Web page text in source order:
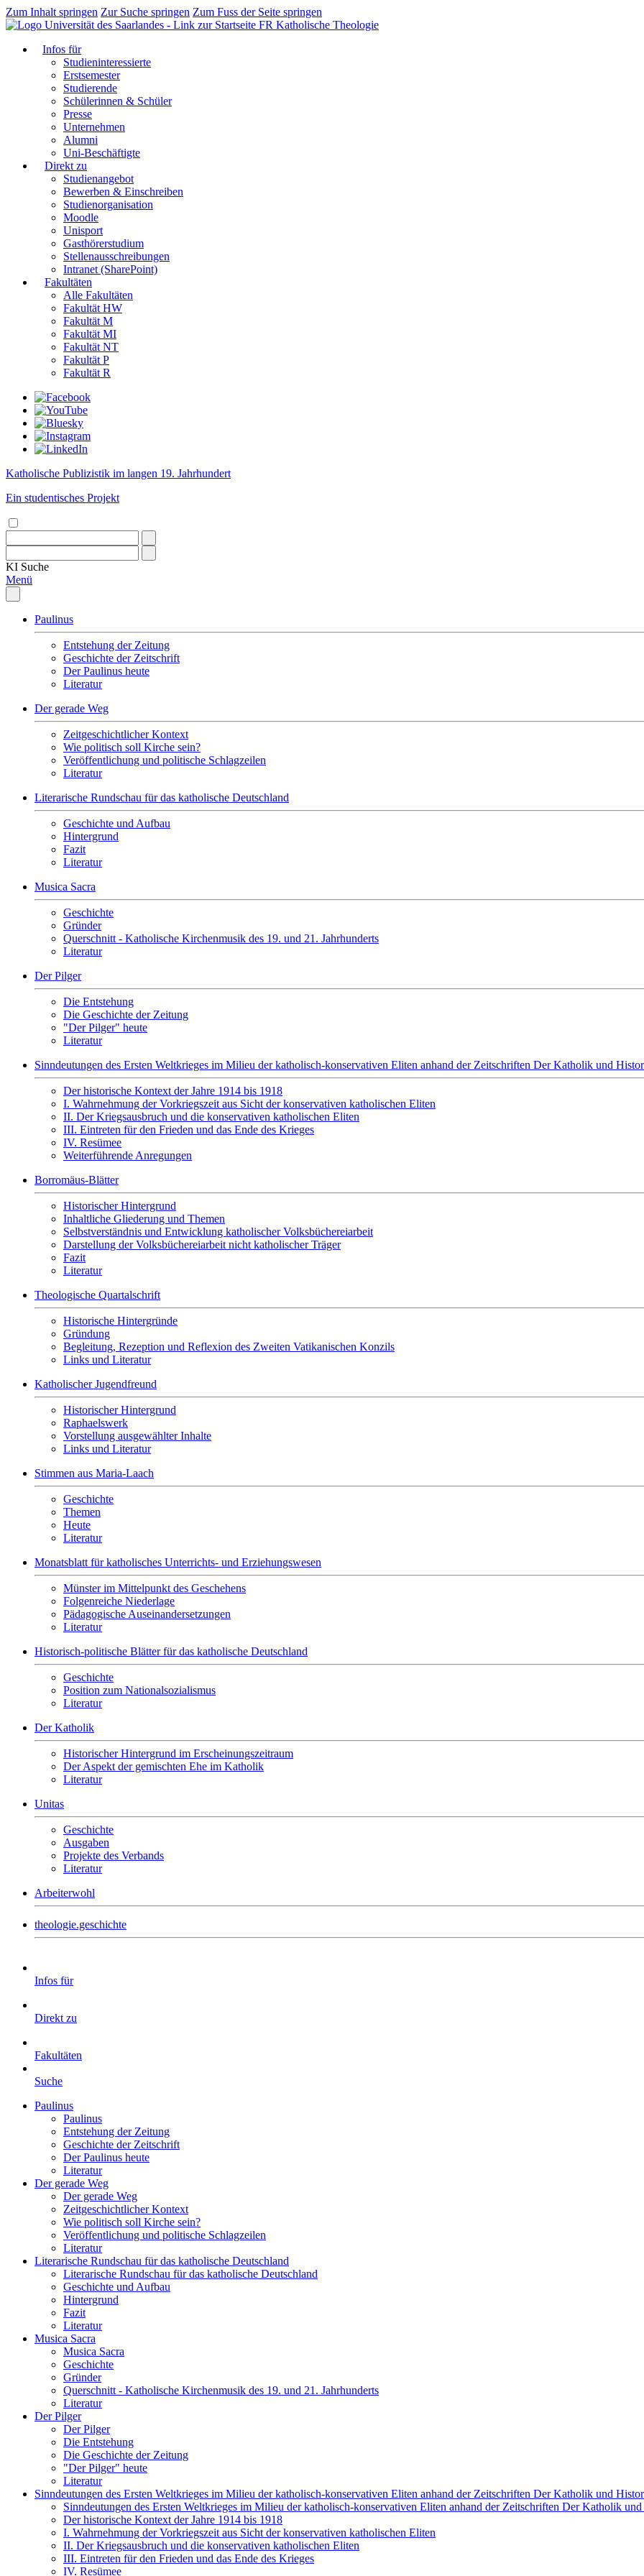
Zum Inhalt springen Zur Suche springen Zum Fuss der Seite springen
FR Katholische Theologie
Infos für
Studieninteressierte
Erstsemester
Studierende
Schülerinnen & Schüler
Presse
Unternehmen
Alumni
Uni-Beschäftigte
Direkt zu
Studienangebot
Bewerben & Einschreiben
Studienorganisation
Moodle
Unisport
Gasthörerstudium
Stellenausschreibungen
Intranet (SharePoint)
Fakultäten
Alle Fakultäten
Fakultät HW
Fakultät M
Fakultät MI
Fakultät NT
Fakultät P
Fakultät R
Katholische Publizistik im langen 19. Jahrhundert
Ein studentisches Projekt
KI Suche
Menü
Paulinus
Entstehung der Zeitung
Geschichte der Zeitschrift
Der Paulinus heute
Literatur
Der gerade Weg
Zeitgeschichtlicher Kontext
Wie politisch soll Kirche sein?
Veröffentlichung und politische Schlagzeilen
Literatur
Literarische Rundschau für das katholische Deutschland
Geschichte und Aufbau
Hintergrund
Fazit
Literatur
Musica Sacra
Geschichte
Gründer
Querschnitt - Katholische Kirchenmusik des 19. und 21. Jahrhunderts
Literatur
Der Pilger
Die Entstehung
Die Geschichte der Zeitung
"Der Pilger" heute
Literatur
Sinndeutungen des Ersten Weltkrieges im Milieu der katholisch-konservativen Eliten anhand der Zeitschriften Der Katholik und
Der historische Kontext der Jahre 1914 bis 1918
I. Wahrnehmung der Vorkriegszeit aus Sicht der konservativen katholischen Eliten
II. Der Kriegsausbruch und die konservativen katholischen Eliten
III. Eintreten für den Frieden und das Ende des Krieges
IV. Resümee
Weiterführende Anregungen
Borromäus-Blätter
Historischer Hintergrund
Inhaltliche Gliederung und Themen
Selbstverständnis und Entwicklung katholischer Volksbüchereiarbeit
Darstellung der Volksbüchereiarbeit nicht katholischer Träger
Fazit
Literatur
Theologische Quartalschrift
Historische Hintergründe
Gründung
Begleitung, Rezeption und Reflexion des Zweiten Vatikanischen Konzils
Links und Literatur
Katholischer Jugendfreund
Historischer Hintergrund
Raphaelswerk
Vorstellung ausgewählter Inhalte
Links und Literatur
Stimmen aus Maria-Laach
Geschichte
Themen
Heute
Literatur
Monatsblatt für katholisches Unterrichts- und Erziehungswesen
Münster im Mittelpunkt des Geschehens
Folgenreiche Niederlage
Pädagogische Auseinandersetzungen
Literatur
Historisch-politische Blätter für das katholische Deutschland
Geschichte
Position zum Nationalsozialismus
Literatur
Der Katholik
Historischer Hintergrund im Erscheinungszeitraum
Der Aspekt der gemischten Ehe im Katholik
Literatur
Unitas
Geschichte
Ausgaben
Projekte des Verbands
Literatur
Arbeiterwohl
theologie.geschichte
Infos für
Direkt zu
Fakultäten
Suche
Paulinus
Paulinus
Entstehung der Zeitung
Geschichte der Zeitschrift
Der Paulinus heute
Literatur
Der gerade Weg
Der gerade Weg
Zeitgeschichtlicher Kontext
Wie politisch soll Kirche sein?
Veröffentlichung und politische Schlagzeilen
Literatur
Literarische Rundschau für das katholische Deutschland
Literarische Rundschau für das katholische Deutschland
Geschichte und Aufbau
Hintergrund
Fazit
Literatur
Musica Sacra
Musica Sacra
Geschichte
Gründer
Querschnitt - Katholische Kirchenmusik des 19. und 21. Jahrhunderts
Literatur
Der Pilger
Der Pilger
Die Entstehung
Die Geschichte der Zeitung
"Der Pilger" heute
Literatur
Sinndeutungen des Ersten Weltkrieges im Milieu der katholisch-konservativen Eliten anhand der Zeitschriften Der Katholik und
Sinndeutungen des Ersten Weltkrieges im Milieu der katholisch-konservativen Eliten anhand der Zeitschriften Der Katholik
Der historische Kontext der Jahre 1914 bis 1918
I. Wahrnehmung der Vorkriegszeit aus Sicht der konservativen katholischen Eliten
II. Der Kriegsausbruch und die konservativen katholischen Eliten
III. Eintreten für den Frieden und das Ende des Krieges
IV. Resümee